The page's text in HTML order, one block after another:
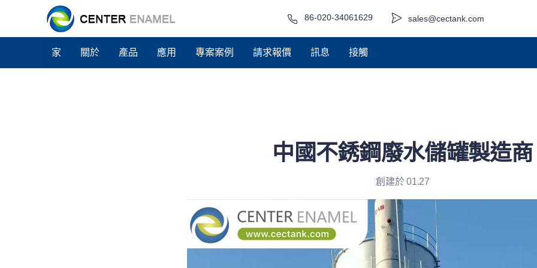
sales@cectank.com
86-020-34061629
家 關於 產品 應用 專案案例 請求報價 訊息 接觸
中國不銹鋼廢水儲罐製造商
創建於 01.27